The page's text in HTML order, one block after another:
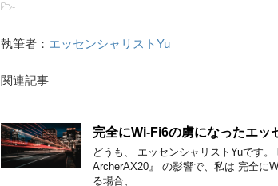
-
執筆者： エッセンシャリストYu
関連記事
完全にWi-Fi6の虜になったエッ
どうも、 エッセンシャリストYuです
ArcherAX20』 の影響で、私は 完全に
る場合、 …